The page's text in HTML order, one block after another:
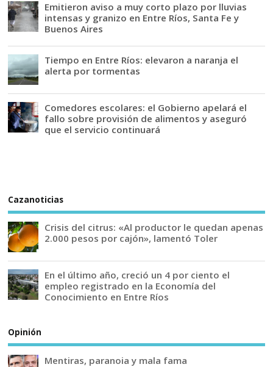
Emitieron aviso a muy corto plazo por lluvias
intensas y granizo en Entre Ríos, Santa Fe y
Buenos Aires
Tiempo en Entre Ríos: elevaron a naranja el
alerta por tormentas
Comedores escolares: el Gobierno apelará el
fallo sobre provisión de alimentos y aseguró
que el servicio continuará
Cazanoticias
Crisis del citrus: «Al productor le quedan apenas
2.000 pesos por cajón», lamentó Toler
En el último año, creció un 4 por ciento el
empleo registrado en la Economía del
Conocimiento en Entre Ríos
Opinión
Mentiras, paranoia y mala fama